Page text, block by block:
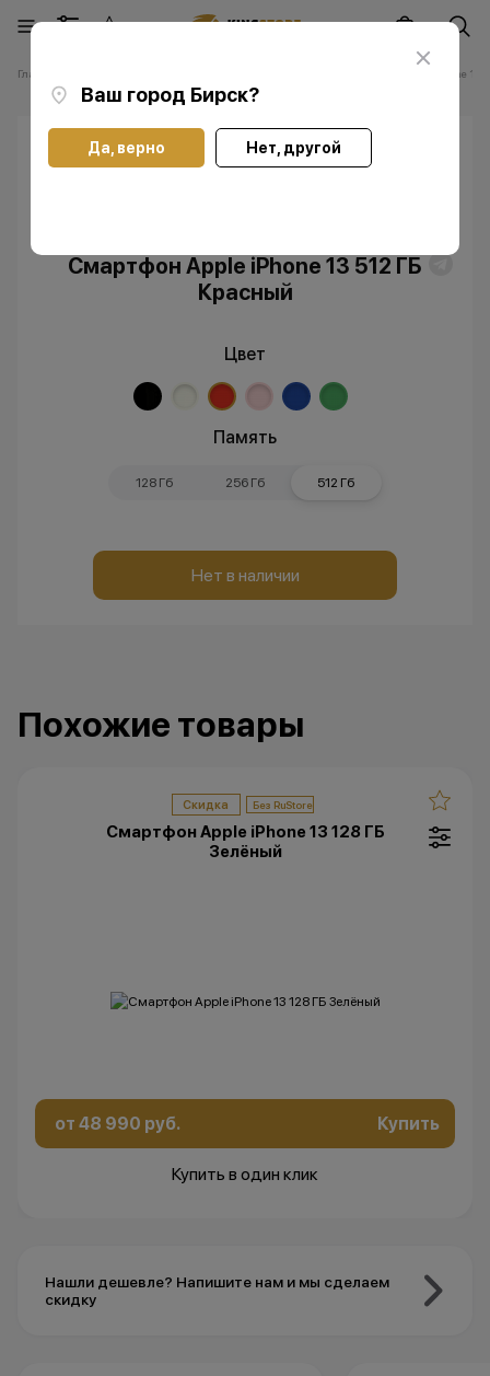
Ваш город Бирск?
Да, верно Нет, другой
Главная Смартфоны Apple iPhone 13
Смартфон Apple iPhone 13 512 ГБ
Красный
Цвет
Память
128 Гб 256 Гб 512 Гб
Нет в наличии
Похожие товары
Скидка
Смартфон Apple iPhone 13 128 ГБ
Зелёный
от 48 990 руб. Купить
Купить в один клик
Нашли дешевле? Напишите нам и мы сделаем
скидку